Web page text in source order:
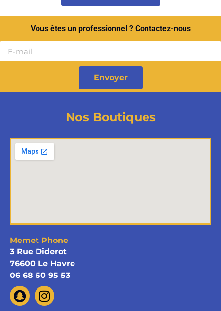
Vous êtes un professionnel ? Contactez-nous
Envoyer
Nos Boutiques
Memet Phone
3 Rue Diderot
76600 Le Havre
06 68 50 95 53